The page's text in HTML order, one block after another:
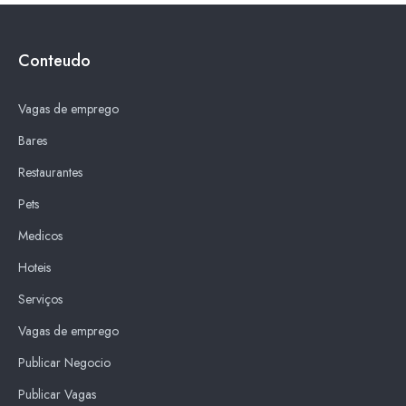
Conteudo
Vagas de emprego
Bares
Restaurantes
Pets
Medicos
Hoteis
Serviços
Vagas de emprego
Publicar Negocio
Publicar Vagas